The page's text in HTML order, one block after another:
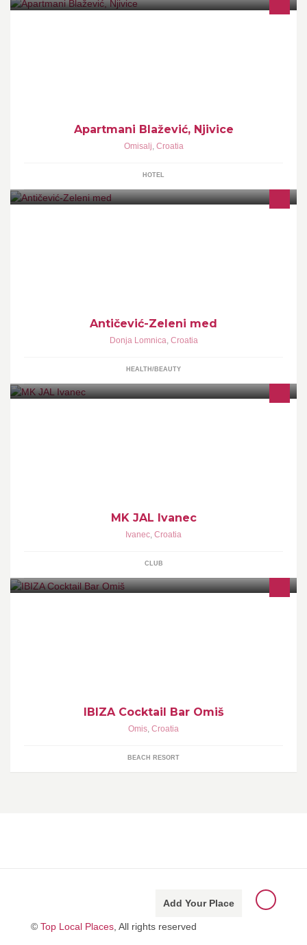
Apartmani Blažević, Njivice
Omisalj, Croatia
HOTEL
Antičević-Zeleni med
Donja Lomnica, Croatia
HEALTH/BEAUTY
MK JAL Ivanec
Ivanec, Croatia
CLUB
IBIZA Cocktail Bar Omiš
Omis, Croatia
BEACH RESORT
Add Your Place
© Top Local Places, All rights reserved